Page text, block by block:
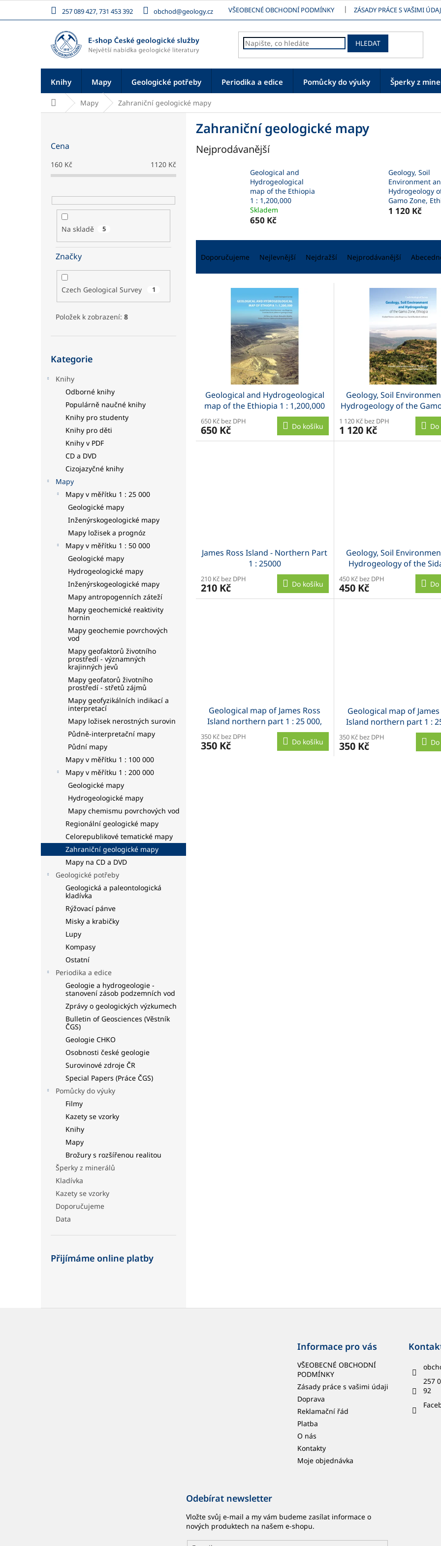
obsah
257 089 427, 731 453 392 obchod@geology.cz VŠEOBECNÉ OBCHODNÍ PODMÍNKY ZÁSADY PRÁCE S VAŠIMI
HLEDAT
Knihy Mapy Geologické potřeby Periodika a edice Pomůcky do výuky Šperky z
Domů Mapy Zahraniční geologické mapy
Cena
160 Kč 1120 Kč
Na skladě 5
Značky
Czech Geological Survey 1
Položek k zobrazení: 8
kategorie
Kategorie
Knihy
Odborné knihy
Populárně naučné knihy
Knihy pro studenty
Knihy pro děti
Knihy v PDF
CD a DVD
Cizojazyčné knihy
Mapy
Mapy v měřítku 1 : 25 000
Geologické mapy
Inženýrskogeologické mapy
Mapy ložisek a prognóz
Mapy v měřítku 1 : 50 000
Geologické mapy
Hydrogeologické mapy
Inženýrskogeologické mapy
Mapy antropogenních záteží
Mapy geochemické reaktivity
hornin
Mapy geochemie povrchových
vod
Mapy geofaktorů životního
prostředí - významných
krajinných jevů
Mapy geofatorů životního
prostředí - střetů zájmů
Mapy geofyzikálních indikací a
interpretací
Mapy ložisek nerostných surovin
Půdně-interpretační mapy
Půdní mapy
Mapy v měřítku 1 : 100 000
Mapy v měřítku 1 : 200 000
Geologické mapy
Hydrogeologické mapy
Mapy chemismu povrchových vod
Regionální geologické mapy
Celorepublikové tematické mapy
Zahraniční geologické mapy
Mapy na CD a DVD
Geologické potřeby
Geologická a paleontologická
kladívka
Rýžovací pánve
Misky a krabičky
Lupy
Kompasy
Ostatní
Periodika a edice
Geologie a hydrogeologie -
stanovení zásob podzemních vod
Zprávy o geologických výzkumech
Bulletin of Geosciences (Věstník
ČGS)
Geologie CHKO
Osobnosti české geologie
Surovinové zdroje ČR
Special Papers (Práce ČGS)
Pomůcky do výuky
Filmy
Kazety se vzorky
Knihy
Mapy
Brožury s rozšířenou realitou
Šperky z minerálů
Kladívka
Kazety se vzorky
Doporučujeme
Data
Přijímáme online platby
Zahraniční geologické mapy
Nejprodávanější
Geological and
Hydrogeological
map of the Ethiopia
1 : 1,200,000
Skladem
650 Kč
Geology, Soil
Environment
Hydrogeology
Gamo Zone,
1 120 Kč
e
Doporučujeme Nejlevnější Nejdražší Nejprodávanější
ů
Geological and Hydrogeological
map of the Ethiopia 1 : 1,200,000
650 Kč bez DPH
650 Kč Do košíku
Geology, Soil
Hydrogeology of the
Ethiopia
1 120 Kč bez DPH
1 120 Kč
James Ross Island - Northern Part
1 : 25000
210 Kč bez DPH
210 Kč Do košíku
Geology, Soil
Hydrogeology of the
Region, Ethiopia
450 Kč bez DPH
450 Kč
Geological map of James Ross
Island northern part 1 : 25 000,
složená
350 Kč bez DPH
350 Kč Do košíku
Geological map of James
Island northern part 1 :
nesložená
350 Kč bez DPH
350 Kč
Informace pro vás
VŠEOBECNÉ OBCHODNÍ
PODMÍNKY
Zásady práce s vašimi údaji
Doprava
Reklamační řád
Platba
O nás
Kontakty
Moje objednávka
257
92
Odebírat newsletter
Vložte svůj e-mail a my vám budeme zasílat informace o
nových produktech na našem e-shopu.